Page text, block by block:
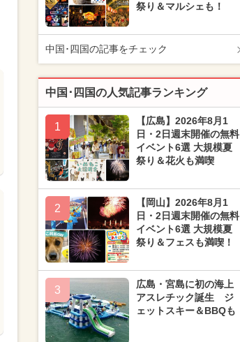
祭り＆マルシェも！
中国･四国の記事をチェック
中国･四国の人気記事ランキング
1
【広島】2026年8月1
日・2日週末開催の無料
イベント6選 大規模夏
祭り＆花火も満喫
2
【岡山】2026年8月1
日・2日週末開催の無料
イベント6選 大規模夏
祭り＆フェスも満喫！
3
広島・宮島に初の海上
アスレチック誕生 ジ
ェットスキー＆BBQも